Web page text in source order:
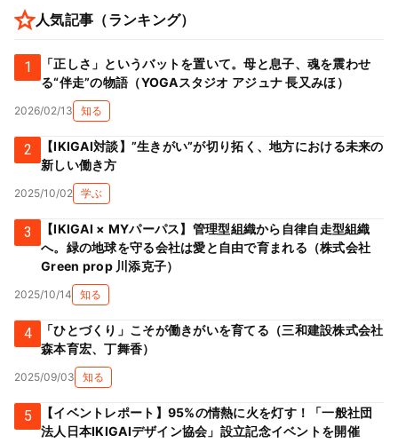
人気記事（ランキング）
1
「正しさ」というバットを置いて。母と息子、魂を震わせ
る“伴走”の物語（YOGAスタジオ アジュナ 長又みほ）
2026/02/13 知る
2
【IKIGAI対談】”生きがい”が切り拓く、地方における未来の
新しい働き方
2025/10/02 学ぶ
3
【IKIGAI × MYパーパス】管理型組織から自律自走型組織
へ。緑の地球を守る会社は愛と自由で育まれる（株式会社
Green prop 川添克子）
2025/10/14 知る
4
「ひとづくり」こそが働きがいを育てる（三和建設株式会社
森本育宏、丁舞香）
2025/09/03 知る
5
【イベントレポート】95%の情熱に火を灯す！「一般社団
法人日本IKIGAIデザイン協会」設立記念イベントを開催